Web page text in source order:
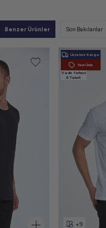
Benzer Ürünler Son Bakılanlar
Ücretsiz Kargo
Yeni Ürün
Vade farksız
6 Taksit
+9